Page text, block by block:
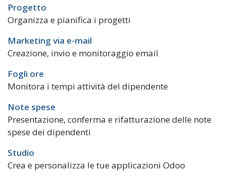
Progetto
Organizza e pianifica i progetti
Marketing via e-mail
Creazione, invio e monitoraggio email
Fogli ore
Monitora i tempi attività del dipendente
Note spese
Presentazione, conferma e rifatturazione delle note
spese dei dipendenti
Studio
Crea e personalizza le tue applicazioni Odoo